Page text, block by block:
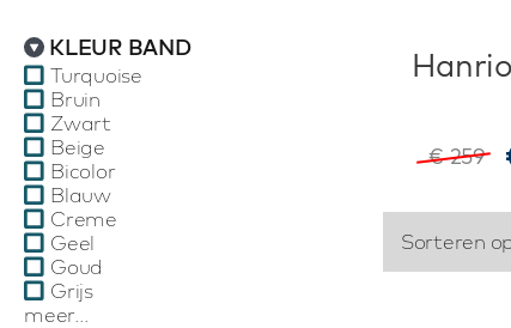
KLEUR BAND
Turquoise
Bruin
Zwart
Beige
Bicolor
Blauw
Creme
Geel
Goud
Grijs
meer...
€ 259
Sorteren